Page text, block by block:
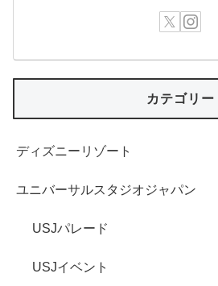
カテゴリー
ディズニーリゾート
ユニバーサルスタジオジャパン
USJパレード
USJイベント